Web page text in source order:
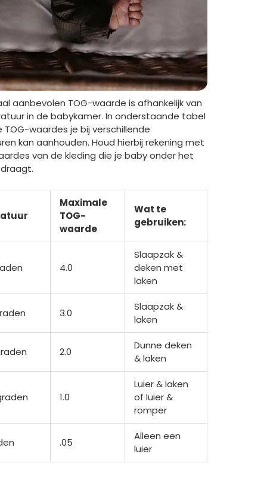
aanbevolen TOG-waarde is afhankelijk van
in de babykamer. In onderstaande tabel
TOG-waardes je bij verschillende
kan aanhouden. Houd hierbij rekening met
van de kleding die je baby onder het
Maximale
TOG-
waarde
Wat te
gebruiken:
4.0
Slaapzak &
deken met
laken
3.0
Slaapzak &
laken
2.0
Dunne deken
& laken
1.0
Luier & laken
of luier &
romper
.05
Alleen een
luier